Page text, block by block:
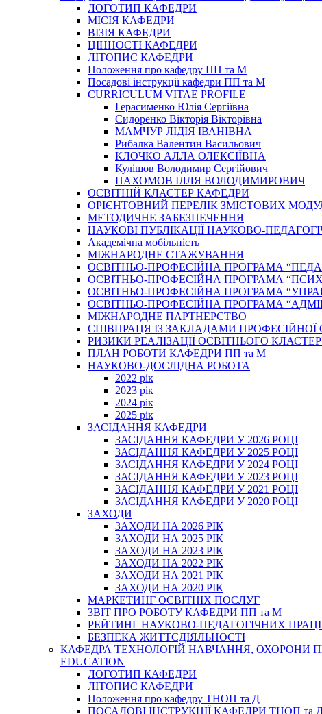
ЛОГОТИП КАФЕДРИ
МІСІЯ КАФЕДРИ
ВІЗІЯ КАФЕДРИ
ЦІННОСТІ КАФЕДРИ
ЛІТОПИС КАФЕДРИ
Положення про кафедру ПП та М
Посадові інструкції кафедри ПП та М
CURRICULUM VITAE PROFILE
Герасименко Юлія Сергіївна
Сидоренко Вікторія Вікторівна
МАМЧУР ЛІДІЯ ІВАНІВНА
Рибалка Валентин Васильович
КЛОЧКО АЛЛА ОЛЕКСІЇВНА
Кулішов Володимир Сергійович
ПАХОМОВ ІЛЛЯ ВОЛОДИМИРОВИЧ
ОСВІТНІЙ КЛАСТЕР КАФЕДРИ
ОРІЄНТОВНИЙ ПЕРЕЛІК ЗМІСТОВИХ
МЕТОДИЧНЕ ЗАБЕЗПЕЧЕННЯ
НАУКОВІ ПУБЛІКАЦІЇ НАУКОВО-
Академічна мобільність
МІЖНАРОДНЕ СТАЖУВАННЯ
ОСВІТНЬО-ПРОФЕСІЙНА ПРОГРАМА
ОСВІТНЬО-ПРОФЕСІЙНА ПРОГРАМА
ОСВІТНЬО-ПРОФЕСІЙНА ПРОГРАМА
ОСВІТНЬО-ПРОФЕСІЙНА ПРОГРАМА
МІЖНАРОДНЕ ПАРТНЕРСТВО
СПІВПРАЦЯ ІЗ ЗАКЛАДАМИ
РИЗИКИ РЕАЛІЗАЦІЇ ОСВІТНЬОГО
ПЛАН РОБОТИ КАФЕДРИ ПП та М
НАУКОВО-ДОСЛІДНА РОБОТА
2022 рік
2023 рік
2024 рік
2025 рік
ЗАСІДАННЯ КАФЕДРИ
ЗАСІДАННЯ КАФЕДРИ У 2026 РОЦІ
ЗАСІДАННЯ КАФЕДРИ У 2025 РОЦІ
ЗАСІДАННЯ КАФЕДРИ У 2024 РОЦІ
ЗАСІДАННЯ КАФЕДРИ У 2023 РОЦІ
ЗАСІДАННЯ КАФЕДРИ У 2021 РОЦІ
ЗАСІДАННЯ КАФЕДРИ У 2020 РОЦІ
ЗАХОДИ
ЗАХОДИ НА 2026 РІК
ЗАХОДИ НА 2025 РІК
ЗАХОДИ НА 2023 РІК
ЗАХОДИ НА 2022 РІК
ЗАХОДИ НА 2021 РІК
ЗАХОДИ НА 2020 РІК
МАРКЕТИНГ ОСВІТНІХ ПОСЛУГ
3BIT ПРО РОБОТУ КАФЕДРИ ПП та М
РЕЙТИНГ НАУКОВО-ПЕДАГОГІЧНИХ
БЕЗПЕКА ЖИТТЄДІЯЛЬНОСТІ
КАФЕДРА ТЕХНОЛОГІЙ НАВЧАННЯ, ОХОРОНИ
EDUCATION
ЛОГОТИП КАФЕДРИ
ЛІТОПИС КАФЕДРИ
Положення про кафедру ТНОП та Д
ПОСАДОВІ ІНСТРУКЦІЇ КАФЕДРИ ТНОП та